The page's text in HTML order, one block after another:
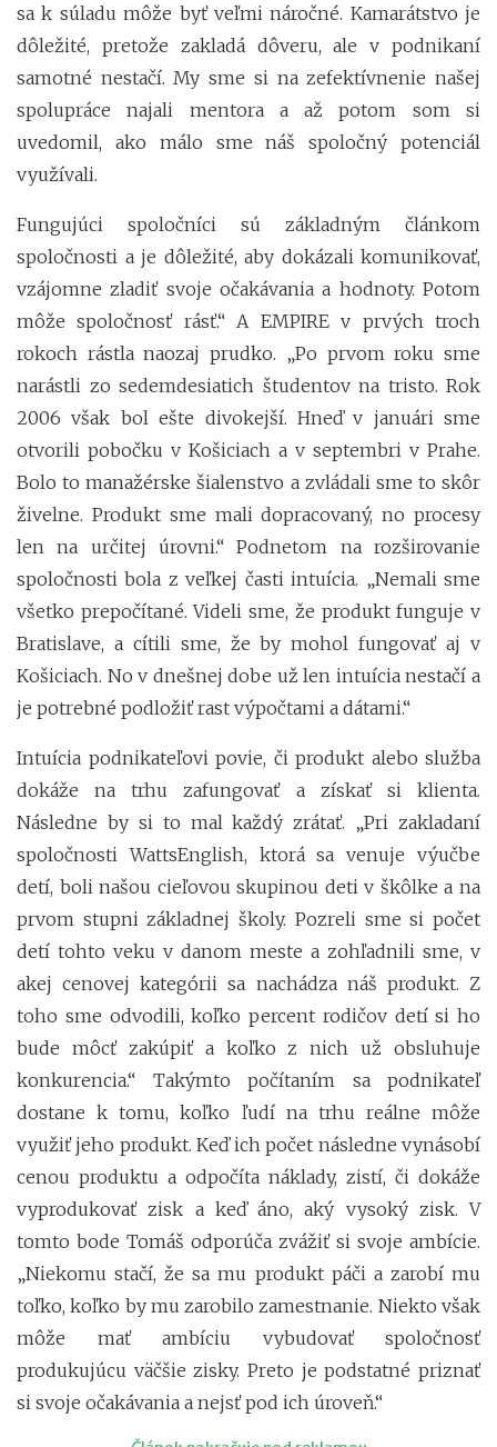
sa k súladu môže byť veľmi náročné. Kamarátstvo je
dôležité, pretože zakladá dôveru, ale v podnikaní
samotné nestačí. My sme si na zefektívnenie našej
spolupráce najali mentora a až potom som si
uvedomil, ako málo sme náš spoločný potenciál
využívali.
Fungujúci spoločníci sú základným článkom
spoločnosti a je dôležité, aby dokázali komunikovať,
vzájomne zladiť svoje očakávania a hodnoty. Potom
môže spoločnosť rásť.“ A EMPIRE v prvých troch
rokoch rástla naozaj prudko. „Po prvom roku sme
narástli zo sedemdesiatich študentov na tristo. Rok
2006 však bol ešte divokejší. Hneď v januári sme
otvorili pobočku v Košiciach a v septembri v Prahe.
Bolo to manažérske šialenstvo a zvládali sme to skôr
živelne. Produkt sme mali dopracovaný, no procesy
len na určitej úrovni.“ Podnetom na rozširovanie
spoločnosti bola z veľkej časti intuícia. „Nemali sme
všetko prepočítané. Videli sme, že produkt funguje v
Bratislave, a cítili sme, že by mohol fungovať aj v
Košiciach. No v dnešnej dobe už len intuícia nestačí a
je potrebné podložiť rast výpočtami a dátami.“
Intuícia podnikateľovi povie, či produkt alebo služba
dokáže na trhu zafungovať a získať si klienta.
Následne by si to mal každý zrátať. „Pri zakladaní
spoločnosti WattsEnglish, ktorá sa venuje výučbe
detí, boli našou cieľovou skupinou deti v škôlke a na
prvom stupni základnej školy. Pozreli sme si počet
detí tohto veku v danom meste a zohľadnili sme, v
akej cenovej kategórii sa nachádza náš produkt. Z
toho sme odvodili, koľko percent rodičov detí si ho
bude môcť zakúpiť a koľko z nich už obsluhuje
konkurencia.“ Takýmto počítaním sa podnikateľ
dostane k tomu, koľko ľudí na trhu reálne môže
využiť jeho produkt. Keď ich počet následne vynásobí
cenou produktu a odpočíta náklady, zistí, či dokáže
vyprodukovať zisk a keď áno, aký vysoký zisk. V
tomto bode Tomáš odporúča zvážiť si svoje ambície.
„Niekomu stačí, že sa mu produkt páči a zarobí mu
toľko, koľko by mu zarobilo zamestnanie. Niekto však
môže mať ambíciu vybudovať spoločnosť
produkujúcu väčšie zisky. Preto je podstatné priznať
si svoje očakávania a nejsť pod ich úroveň.“